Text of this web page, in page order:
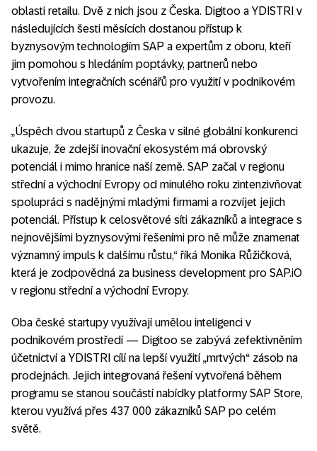
oblasti retailu. Dvě z nich jsou z Česka. Digitoo a YDISTRI v
následujících šesti měsících dostanou přístup k
byznysovým technologiím SAP a expertům z oboru, kteří
jim pomohou s hledáním poptávky, partnerů nebo
vytvořením integračních scénářů pro využití v podnikovém
provozu.
„Úspěch dvou startupů z Česka v silné globální konkurenci
ukazuje, že zdejší inovační ekosystém má obrovský
potenciál i mimo hranice naší země. SAP začal v regionu
střední a východní Evropy od minulého roku zintenzivňovat
spolupráci s nadějnými mladými firmami a rozvíjet jejich
potenciál. Přístup k celosvětové síti zákazníků a integrace s
nejnovějšími byznysovými řešeními pro ně může znamenat
významný impuls k dalšímu růstu,“ říká Monika Růžičková,
která je zodpovědná za business development pro SAP.iO
v regionu střední a východní Evropy.
Oba české startupy využívají umělou inteligenci v
podnikovém prostředí — Digitoo se zabývá zefektivněním
účetnictví a YDISTRI cílí na lepší využití „mrtvých“ zásob na
prodejnách. Jejich integrovaná řešení vytvořená během
programu se stanou součástí nabídky platformy SAP Store,
kterou využívá přes 437 000 zákazníků SAP po celém
světě.